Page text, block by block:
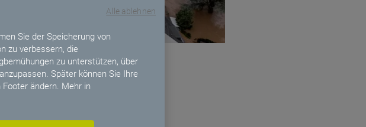
ist, sind diese Maßnahmen wichtig:
werden kann
Sie der Speicherung von
zu verbessern, die
zu unterstützen, über
Später können Sie Ihre
ändern. Mehr in
Alle ablehnen